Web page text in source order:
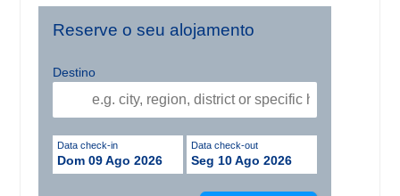
Reserve o seu alojamento
Destino
Data check-in
Dom 09 Ago 2026
Data check-out
Seg 10 Ago 2026